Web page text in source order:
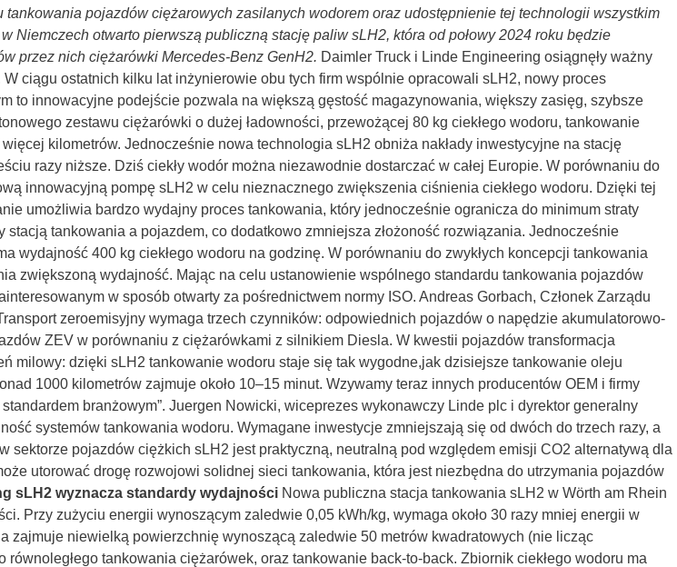
pojazdów ciężarowych zasilanych wodorem oraz udostępnienie tej technologii wszystkim
Niemczech otwarto pierwszą publiczną stację paliw sLH2, która od połowy 2024 roku będzie
przez nich ciężarówki Mercedes-Benz GenH2. Daimler Truck i Linde Engineering osiągnęły ważny
ciągu ostatnich kilku lat inżynierowie obu tych firm wspólnie opracowali sLH2, nowy proces
to innowacyjne podejście pozwala na większą gęstość magazynowania, większy zasięg, szybsze
zestawu ciężarówki o dużej ładowności, przewożącej 80 kg ciekłego wodoru, tankowanie
kilometrów. Jednocześnie nowa technologia sLH2 obniża nakłady inwestycyjne na stację
razy niższe. Dziś ciekły wodór można niezawodnie dostarczać w całej Europie. W porównaniu do
innowacyjną pompę sLH2 w celu nieznacznego zwiększenia ciśnienia ciekłego wodoru. Dzięki tej
umożliwia bardzo wydajny proces tankowania, który jednocześnie ogranicza do minimum straty
tankowania a pojazdem, co dodatkowo zmniejsza złożoność rozwiązania. Jednocześnie
wydajność 400 kg ciekłego wodoru na godzinę. W porównaniu do zwykłych koncepcji tankowania
zwiększoną wydajność. Mając na celu ustanowienie wspólnego standardu tankowania pojazdów
w sposób otwarty za pośrednictwem normy ISO. Andreas Gorbach, Członek Zarządu
zeroemisyjny wymaga trzech czynników: odpowiednich pojazdów o napędzie akumulatorowo-
ZEV w porównaniu z ciężarówkami z silnikiem Diesla. W kwestii pojazdów transformacja
milowy: dzięki sLH2 tankowanie wodoru staje się tak wygodne,jak dzisiejsze tankowanie oleju
1000 kilometrów zajmuje około 10–15 minut. Wzywamy teraz innych producentów OEM i firmy
branżowym”. Juergen Nowicki, wiceprezes wykonawczy Linde plc i dyrektor generalny
systemów tankowania wodoru. Wymagane inwestycje zmniejszają się od dwóch do trzech razy, a
pojazdów ciężkich sLH2 jest praktyczną, neutralną pod względem emisji CO2 alternatywą dla
utorować drogę rozwojowi solidnej sieci tankowania, która jest niezbędna do utrzymania pojazdów
sLH2 wyznacza standardy wydajności Nowa publiczna stacja tankowania sLH2 w Wörth am Rhein
Przy zużyciu energii wynoszącym zaledwie 0,05 kWh/kg, wymaga około 30 razy mniej energii w
niewielką powierzchnię wynoszącą zaledwie 50 metrów kwadratowych (nie licząc
tankowania ciężarówek, oraz tankowanie back-to-back. Zbiornik ciekłego wodoru ma